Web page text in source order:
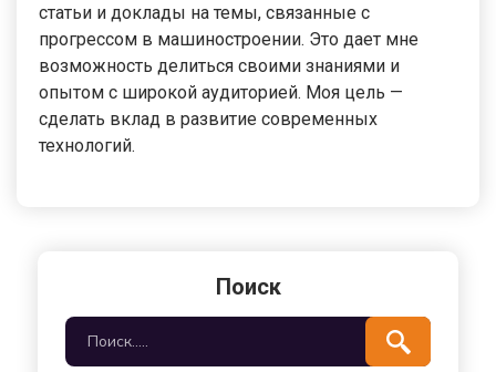
статьи и доклады на темы, связанные с
прогрессом в машиностроении. Это дает мне
возможность делиться своими знаниями и
опытом с широкой аудиторией. Моя цель —
сделать вклад в развитие современных
технологий.
Поиск